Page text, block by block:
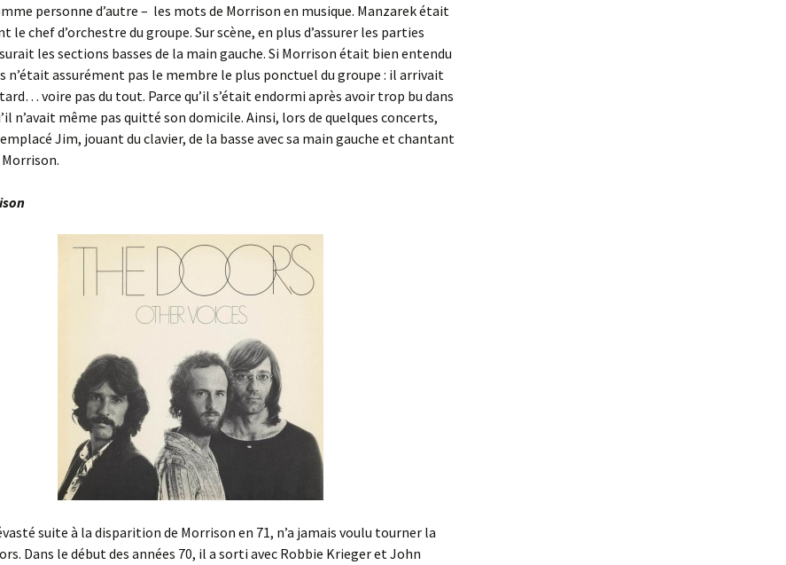
personne d’autre – les mots de Morrison en musique. Manzarek était
le chef d’orchestre du groupe. Sur scène, en plus d’assurer les parties
les sections basses de la main gauche. Si Morrison était bien entendu
n’était assurément pas le membre le plus ponctuel du groupe : il arrivait
voire pas du tout. Parce qu’il s’était endormi après avoir trop bu dans
n’avait même pas quitté son domicile. Ainsi, lors de quelques concerts,
Jim, jouant du clavier, de la basse avec sa main gauche et chantant
suite à la disparition de Morrison en 71, n’a jamais voulu tourner la
Dans le début des années 70, il a sorti avec Robbie Krieger et John